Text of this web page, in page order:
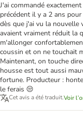
J'ai commandé
précédent il y a 2 ans
dès que j'ai vu la nouvelle
avaient vraiment réduit la
m'allonger
coussin et on ne touchait
Maintenant, on touche
housse est tout aussi
fortune. Producteur :
le ferais 😒
Cet avis a été traduit.Voir